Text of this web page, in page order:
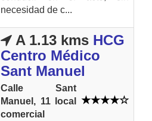
necesidad de c...
A 1.13 kms HCG
Centro Médico
Sant Manuel
Calle Sant
Manuel, 11 local
comercial